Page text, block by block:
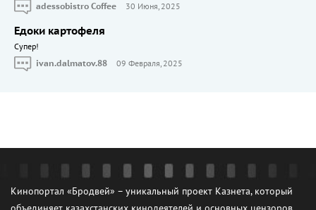
adessobistro Coffee
30 Июня, 2025
Едоки картофеля
Cупер!
ivan.dalmatov.88
09 Февраля, 2025
Кинопортал «Бродвей» – уникальный проект Казнета, который